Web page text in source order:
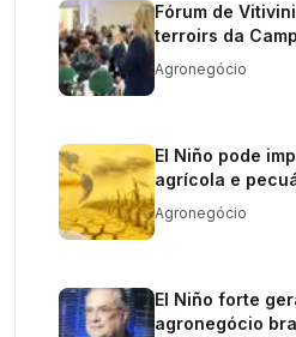
Fórum de
terroirs da
Agronegócio
El Niño pode
agrícola e
Agronegócio
El Niño forte
agronegócio